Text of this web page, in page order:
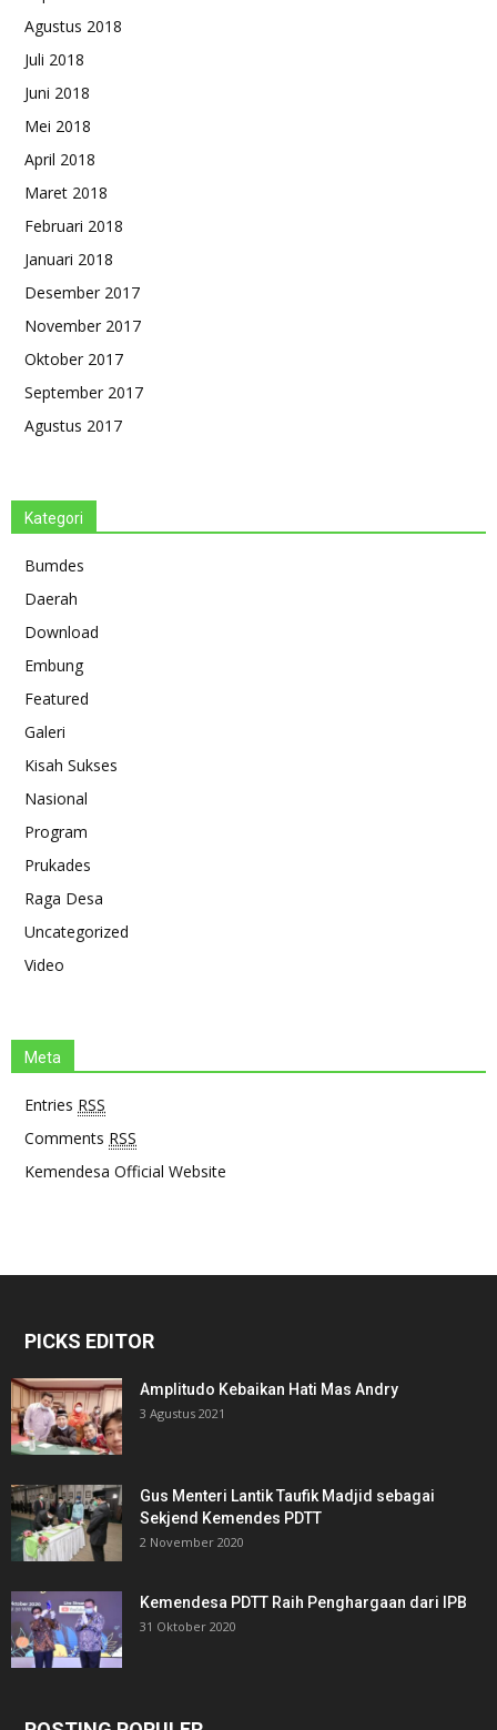
Agustus 2018
Juli 2018
Juni 2018
Mei 2018
April 2018
Maret 2018
Februari 2018
Januari 2018
Desember 2017
November 2017
Oktober 2017
September 2017
Agustus 2017
Kategori
Bumdes
Daerah
Download
Embung
Featured
Galeri
Kisah Sukses
Nasional
Program
Prukades
Raga Desa
Uncategorized
Video
Meta
Entries RSS
Comments RSS
Kemendesa Official Website
PICKS EDITOR
Amplitudo Kebaikan Hati Mas Andry
3 Agustus 2021
Gus Menteri Lantik Taufik Madjid sebagai
Sekjend Kemendes PDTT
2 November 2020
Kemendesa PDTT Raih Penghargaan dari IPB
31 Oktober 2020